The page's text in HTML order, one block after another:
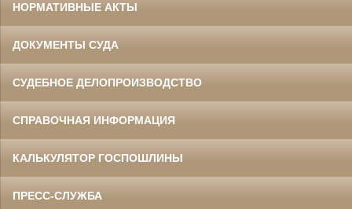
НОРМАТИВНЫЕ АКТЫ
ДОКУМЕНТЫ СУДА
СУДЕБНОЕ ДЕЛОПРОИЗВОДСТВО
СПРАВОЧНАЯ ИНФОРМАЦИЯ
КАЛЬКУЛЯТОР ГОСПОШЛИНЫ
ПРЕСС-СЛУЖБА